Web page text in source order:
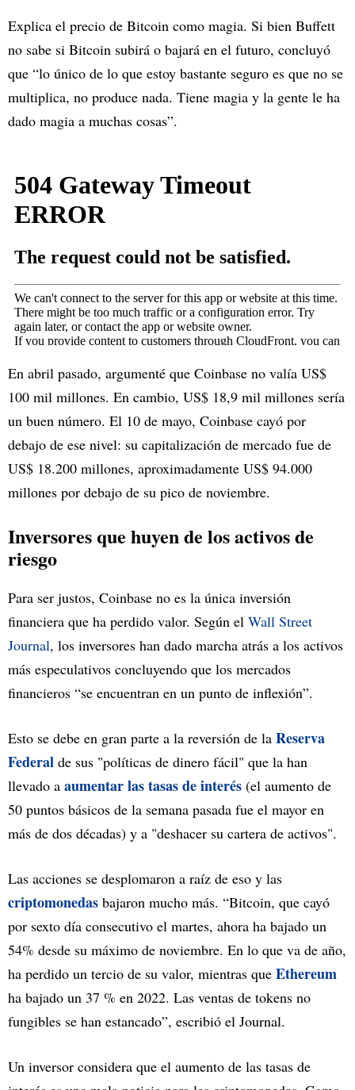
Explica el precio de Bitcoin como magia. Si bien Buffett
no sabe si Bitcoin subirá o bajará en el futuro, concluyó
que “lo único de lo que estoy bastante seguro es que no se
multiplica, no produce nada. Tiene magia y la gente le ha
dado magia a muchas cosas”.
En abril pasado, argumenté que Coinbase no valía US$
100 mil millones. En cambio, US$ 18,9 mil millones sería
un buen número. El 10 de mayo, Coinbase cayó por
debajo de ese nivel: su capitalización de mercado fue de
US$ 18.200 millones, aproximadamente US$ 94.000
millones por debajo de su pico de noviembre.
Inversores que huyen de los activos de
riesgo
Para ser justos, Coinbase no es la única inversión
financiera que ha perdido valor. Según el Wall Street
Journal, los inversores han dado marcha atrás a los activos
más especulativos concluyendo que los mercados
financieros “se encuentran en un punto de inflexión”.
Esto se debe en gran parte a la reversión de la Reserva
Federal de sus "políticas de dinero fácil" que la han
llevado a aumentar las tasas de interés (el aumento de
50 puntos básicos de la semana pasada fue el mayor en
más de dos décadas) y a "deshacer su cartera de activos".
Las acciones se desplomaron a raíz de eso y las
criptomonedas bajaron mucho más. “Bitcoin, que cayó
por sexto día consecutivo el martes, ahora ha bajado un
54% desde su máximo de noviembre. En lo que va de año,
ha perdido un tercio de su valor, mientras que Ethereum
ha bajado un 37 % en 2022. Las ventas de tokens no
fungibles se han estancado”, escribió el Journal.
Un inversor considera que el aumento de las tasas de